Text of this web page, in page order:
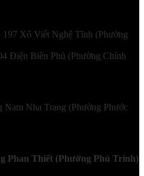
197 Xô Viết Nghệ Tĩnh (Phường
Điện Biên Phủ (Phường Chính
Nam Nha Trang (Phường Phước
Phan Thiết (Phường Phú Trinh)